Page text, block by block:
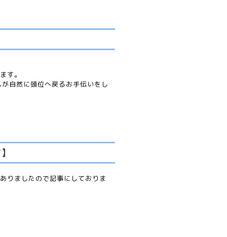
す。
自然に頭位へ戻るお手伝いをし
りましたので記事にしておりま